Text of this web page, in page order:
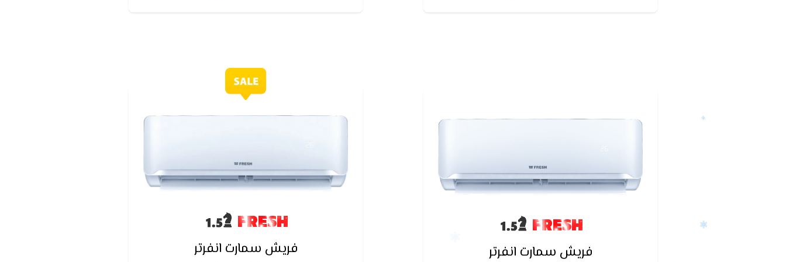
FRESH
فريش سمارت انفرتر
FRESH
فريش سمارت انفرتر